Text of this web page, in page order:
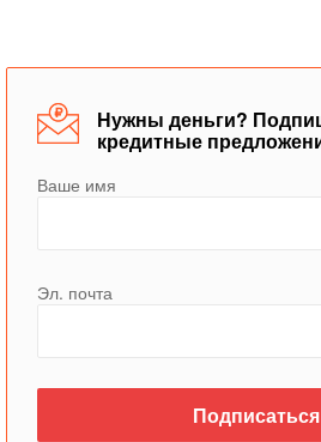
Нужны деньги?
кредитные
Ваше имя
Эл. почта